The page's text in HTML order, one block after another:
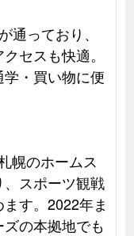
っており、
セスも快適。
・買い物に便
幌のホームス
スポーツ観戦
す。2022年ま
の本拠地でも